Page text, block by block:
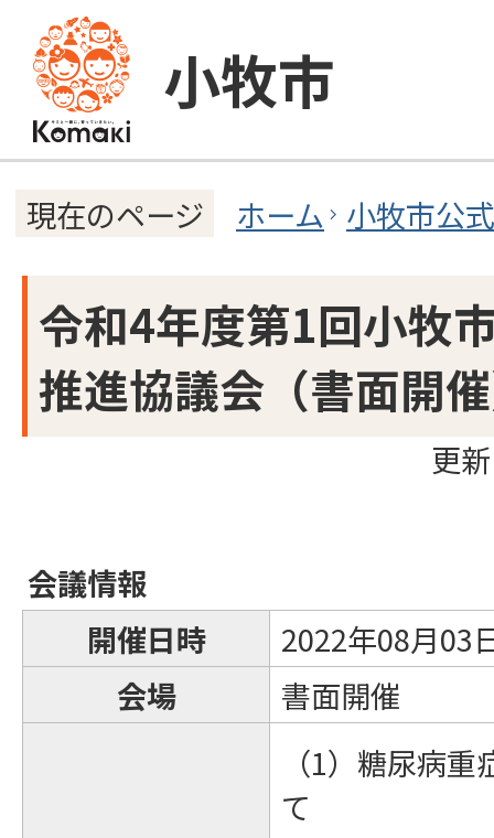
小牧市
現在のページ ホーム 小牧市公
令和4年度第1回小牧
推進協議会（書面開
更
会議情報
開催日時
2022年08月03
会場
書面開催
（1）糖尿病
て